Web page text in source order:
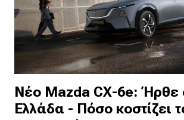
Νέο Mazda CX-6e: Ήρθε
Ελλάδα - Πόσο κοστίζει